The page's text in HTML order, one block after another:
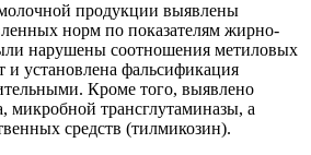
продукции выявлены
норм по показателям жирно-
нарушены соотношения метиловых
установлена фальсификация
Кроме того, выявлено
микробной трансглутаминазы, а
средств (тилмикозин).